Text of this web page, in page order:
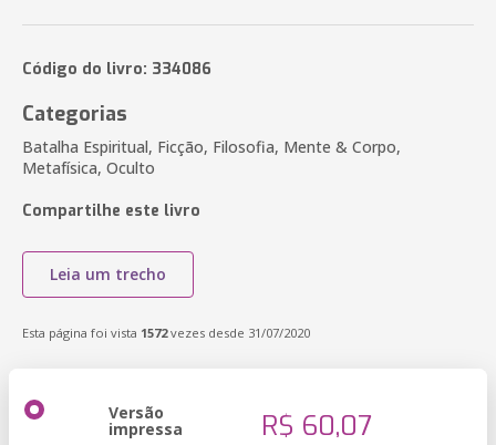
Código do livro: 334086
Categorias
Batalha Espiritual, Ficção, Filosofia, Mente & Corpo,
Metafísica, Oculto
Compartilhe este livro
Leia um trecho
Esta página foi vista 1572vezes desde 31/07/2020
Versão
impressa R$ 60,07